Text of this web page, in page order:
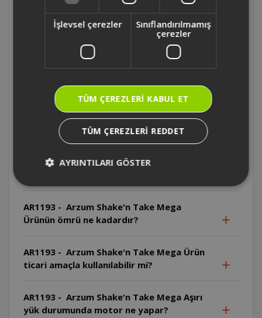
parçalar bulaşık makinesinde yıkanamaz?
AR1193 - Arzum Shake'n Take Mega Motor
gövdesi bulaşık makinesinde yıkanabilir
AR1193 - Arzum Shake'n Take Mega Motor
gövdesi suya daldırılabilir mi?
Bıçaklar neden özellikle dikkatli
AR1193 - Arzum Shake'n Take Mega
Ürünün ömrü ne kadardır?
AR1193 - Arzum Shake'n Take Mega Ürün
ticari amaçla kullanılabilir mi?
AR1193 - Arzum Shake'n Take Mega Aşırı
yük durumunda motor ne yapar?
İşlevsel çerezler
Sınıflandırılmamış
çerezler
TÜM ÇEREZLERI KABUL ET
TÜM ÇEREZLERI REDDET
AYRINTILARI GÖSTER